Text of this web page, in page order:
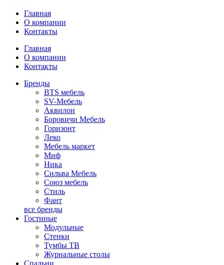
Главная
О компании
Контакты
Главная
О компании
Контакты
Бренды
BTS мебель
SV-Мебель
Аквилон
Боровичи Мебель
Горизонт
Леко
Мебель маркет
Миф
Ника
Сильва Мебель
Союз мебель
Стиль
Фант
все бренды
Гостиные
Модульные
Стенки
Тумбы ТВ
Журнальные столы
Спальни